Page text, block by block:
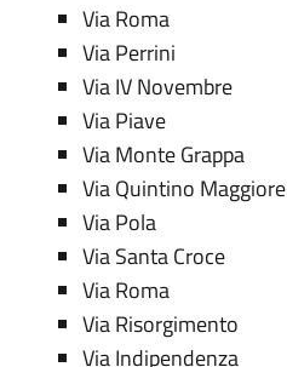
Via Roma
Via Perrini
Via IV Novembre
Via Piave
Via Monte Grappa
Via Quintino Maggiore
Via Pola
Via Santa Croce
Via Roma
Via Risorgimento
Via Indipendenza